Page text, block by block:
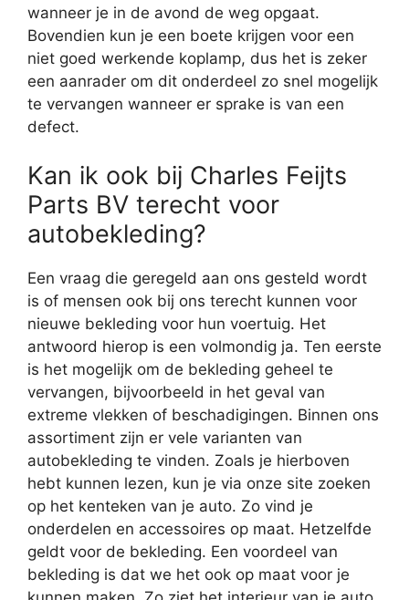
wanneer je in de avond de weg opgaat.
Bovendien kun je een boete krijgen voor een
niet goed werkende koplamp, dus het is zeker
een aanrader om dit onderdeel zo snel mogelijk
te vervangen wanneer er sprake is van een
defect.
Kan ik ook bij Charles Feijts
Parts BV terecht voor
autobekleding?
Een vraag die geregeld aan ons gesteld wordt
is of mensen ook bij ons terecht kunnen voor
nieuwe bekleding voor hun voertuig. Het
antwoord hierop is een volmondig ja. Ten eerste
is het mogelijk om de bekleding geheel te
vervangen, bijvoorbeeld in het geval van
extreme vlekken of beschadigingen. Binnen ons
assortiment zijn er vele varianten van
autobekleding te vinden. Zoals je hierboven
hebt kunnen lezen, kun je via onze site zoeken
op het kenteken van je auto. Zo vind je
onderdelen en accessoires op maat. Hetzelfde
geldt voor de bekleding. Een voordeel van
bekleding is dat we het ook op maat voor je